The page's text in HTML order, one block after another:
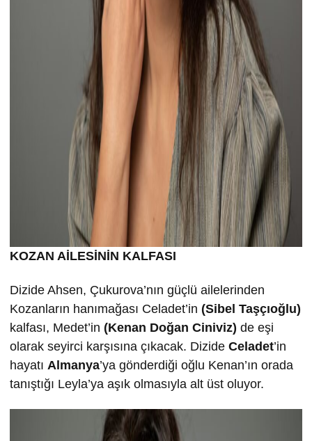
KOZAN AİLESİNİN KALFASI
Dizide Ahsen, Çukurova’nın güçlü ailelerinden
Kozanların hanımağası Celadet’in (Sibel Taşçıoğlu)
kalfası, Medet’in (Kenan Doğan Ciniviz) de eşi
olarak seyirci karşısına çıkacak. Dizide Celadet’in
hayatı Almanya’ya gönderdiği oğlu Kenan’ın orada
tanıştığı Leyla’ya aşık olmasıyla alt üst oluyor.